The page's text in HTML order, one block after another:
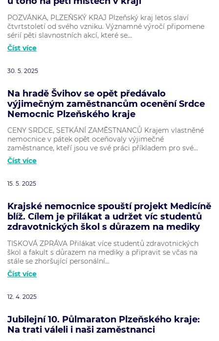
POZVÁNKA, PLZEŇSKÝ KRAJ Plzeňský kraj letos slaví
čtvrtstoletí od svého vzniku. Významné výročí připomene
sérií pěti slavnostních akcí, které se...
Číst více
30. 5. 2025
Na hradě Švihov se opět předávalo
výjimečným zaměstnancům ocenění Srdce
Nemocnic Plzeňského kraje
CENY SRDCE, SETKÁNÍ ZAMĚSTNANCŮ Krajem vlastněné
nemocnice v pátek opět oceňovaly výjimečné
zaměstnance, kteří jsou ve své práci příkladem pro své...
Číst více
15. 5. 2025
Krajské nemocnice spouští projekt Medicíně
blíž. Cílem je přilákat a udržet víc studentů
zdravotnických škol s důrazem na mediky
TISKOVÁ ZPRÁVA Přilákat více studentů zdravotnických
škol a fakult s důrazem na mediky a připravit se včas na
stále se zhoršující personální...
Číst více
12. 4. 2025
Jubilejní 10. Půlmaraton Plzeňského kraje:
Na trati váleli i naši zaměstnanci